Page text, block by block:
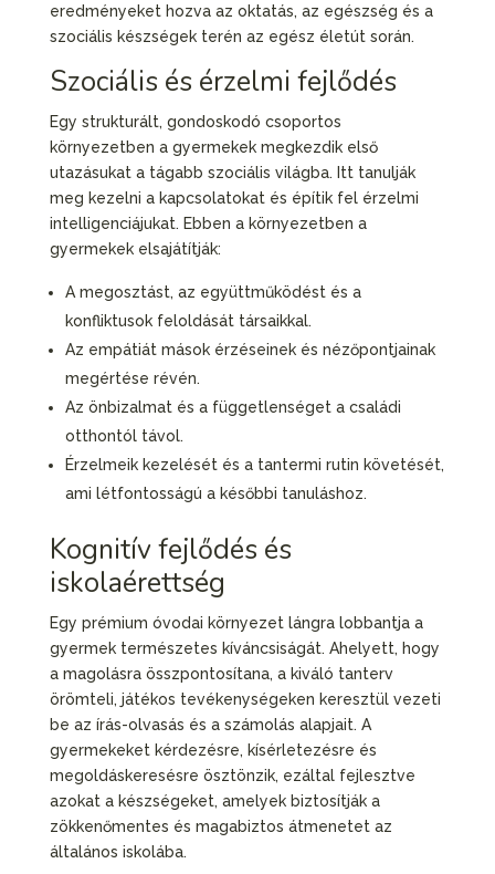
eredményeket hozva az oktatás, az egészség és a
szociális készségek terén az egész életút során.
Szociális és érzelmi fejlődés
Egy strukturált, gondoskodó csoportos
környezetben a gyermekek megkezdik első
utazásukat a tágabb szociális világba. Itt tanulják
meg kezelni a kapcsolatokat és építik fel érzelmi
intelligenciájukat. Ebben a környezetben a
gyermekek elsajátítják:
A megosztást, az együttműködést és a
konfliktusok feloldását társaikkal.
Az empátiát mások érzéseinek és nézőpontjainak
megértése révén.
Az önbizalmat és a függetlenséget a családi
otthontól távol.
Érzelmeik kezelését és a tantermi rutin követését,
ami létfontosságú a későbbi tanuláshoz.
Kognitív fejlődés és
iskolaérettség
Egy prémium óvodai környezet lángra lobbantja a
gyermek természetes kíváncsiságát. Ahelyett, hogy
a magolásra összpontosítana, a kiváló tanterv
örömteli, játékos tevékenységeken keresztül vezeti
be az írás-olvasás és a számolás alapjait. A
gyermekeket kérdezésre, kísérletezésre és
megoldáskeresésre ösztönzik, ezáltal fejlesztve
azokat a készségeket, amelyek biztosítják a
zökkenőmentes és magabiztos átmenetet az
általános iskolába.